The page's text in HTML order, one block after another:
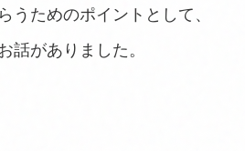
ためのポイントとして、
がありました。